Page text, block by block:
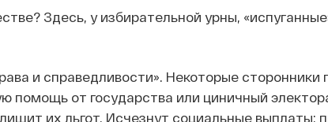
Здесь, у избирательной урны,
и справедливости». Некоторые сторонники
помощь от государства или циничный
их льгот. Исчезнут социальные выплаты: